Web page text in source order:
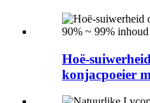
Hoë-
konjacpoeier